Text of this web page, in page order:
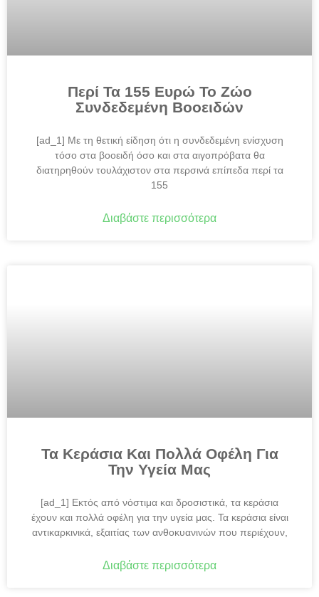
Περί Τα 155 Ευρώ Το Ζώο
Συνδεδεμένη Βοοειδών
[ad_1] Με τη θετική είδηση ότι η συνδεδεµένη ενίσχυση
τόσο στα βοοειδή όσο και στα αιγοπρόβατα θα
διατηρηθούν τουλάχιστον στα περσινά επίπεδα περί τα
155
Διαβάστε περισσότερα
Τα Κεράσια Και Πολλά Οφέλη Για
Την Υγεία Μας
[ad_1] Εκτός από νόστιμα και δροσιστικά, τα κεράσια
έχουν και πολλά οφέλη για την υγεία μας. Τα κεράσια είναι
αντικαρκινικά, εξαιτίας των ανθοκυανινών που περιέχουν,
Διαβάστε περισσότερα